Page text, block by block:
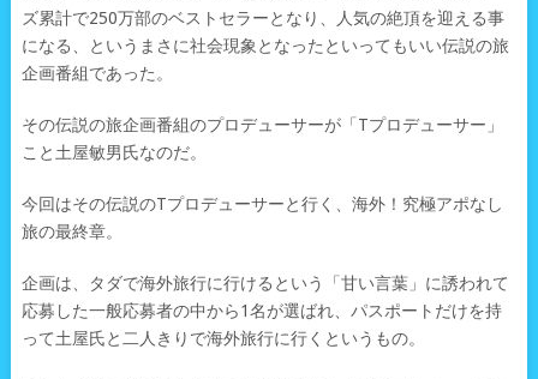
ズ累計で250万部のベストセラーとなり、人気の絶頂を迎える事
になる、というまさに社会現象となったといってもいい伝説の旅
企画番組であった。
その伝説の旅企画番組のプロデューサーが「Tプロデューサー」
こと土屋敏男氏なのだ。
今回はその伝説のTプロデューサーと行く、海外！究極アポなし
旅の最終章。
企画は、タダで海外旅行に行けるという「甘い言葉」に誘われて
応募した一般応募者の中から1名が選ばれ、パスポートだけを持
って土屋氏と二人きりで海外旅行に行くというもの。